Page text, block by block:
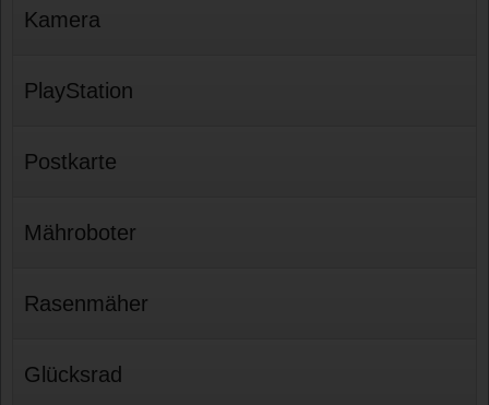
Kamera
PlayStation
Postkarte
Mähroboter
Rasenmäher
Glücksrad